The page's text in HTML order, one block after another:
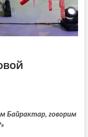
Байрактар, говорим